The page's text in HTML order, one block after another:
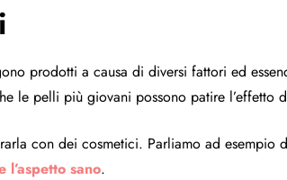
prodotti a causa di diversi fattori ed
le pelli più giovani possono patire l’effetto
con dei cosmetici. Parliamo ad esempio
l’aspetto sano.